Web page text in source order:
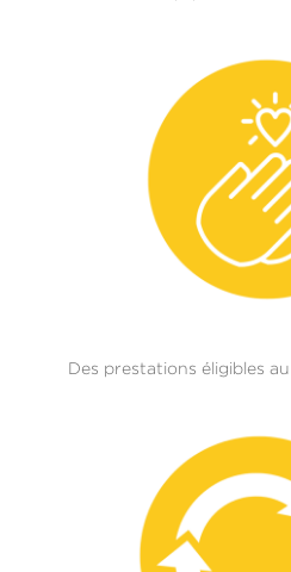
Des prestations éligibles